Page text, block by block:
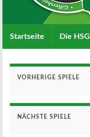
Startseite Die HSG
VORHERIGE SPIELE
NÄCHSTE SPIELE